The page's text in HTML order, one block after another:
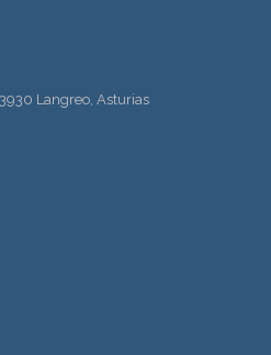
Langreo, Asturias